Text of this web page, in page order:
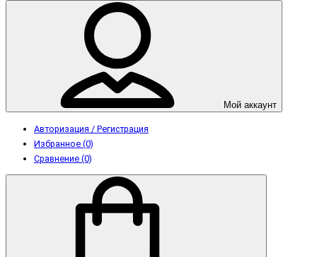
Мой аккаунт
Авторизация / Регистрация
Избранное (0)
Сравнение (0)